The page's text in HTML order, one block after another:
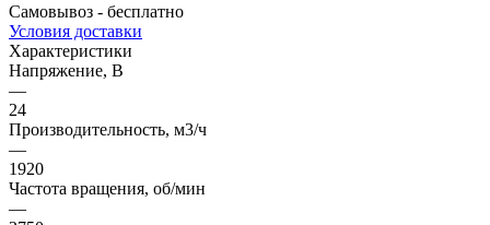
Самовывоз - бесплатно
Условия доставки
Характеристики
Напряжение, В
—
24
Производительность, м3/ч
—
1920
Частота вращения, об/мин
—